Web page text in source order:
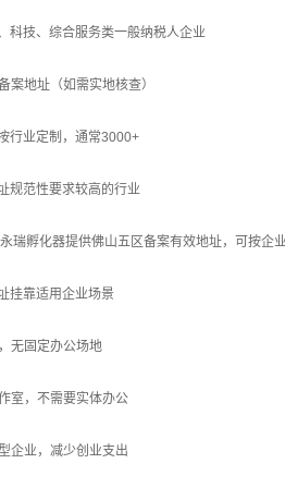
科技、综合服务类一般纳税人企业
案地址（如需实地核查）
行业定制，通常3000+
规范性要求较高的行业
瑞孵化器提供佛山五区备案有效地址，可按企
挂靠适用企业场景
无固定办公场地
室，不需要实体办公
企业，减少创业支出